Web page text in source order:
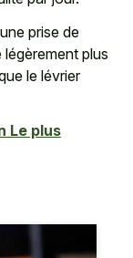
prise de
plus
le lévrier
Le plus